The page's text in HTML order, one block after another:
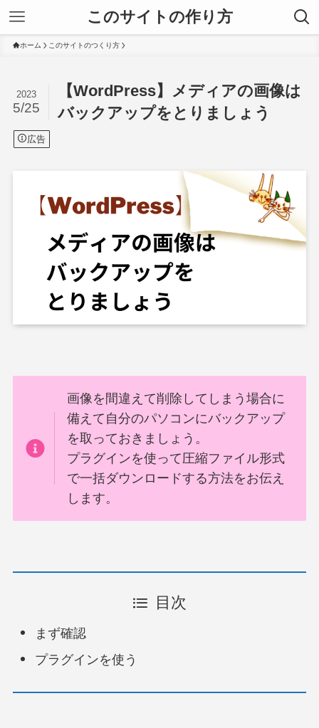
このサイトの作り方
ホーム このサイトのつくり方
【WordPress】メディアの画像は
バックアップをとりましょう
2023
5/25
広告
画像を間違えて削除してしまう場合に
備えて自分のパソコンにバックアップ
を取っておきましょう。
プラグインを使って圧縮ファイル形式
で一括ダウンロードする方法をお伝え
します。
目次
まず確認
プラグインを使う